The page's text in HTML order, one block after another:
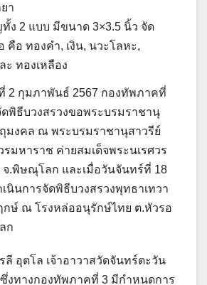
า
ง 2 แบบ มีขนาด 3×3.5 นิ้ว จัด
คือ ทองคำ, เงิน, นวะโลหะ,
ะ ทองเหลือง
2 กุมภาพันธ์ 2567 กองทัพภาคที่
ดพิธีบวงสรวงขอพระบรมราชานุ
มงคล ณ พระบรมราชานุสาวรีย์
รมหาราช ค่ายสมเด็จพระนเรศวร
จ.พิษณุโลก และเมื่อวันจันทร์ที่ 18
นินการจัดพิธีบวงสรวงพุทธาเทวา
กษ์ ณ โรงหล่ออนุรักษ์ไทย ต.หัวรอ
ก
ลี อุตโล เจ้าอาวาสวัดจันทร์ตะวัน
งทางกองทัพภาคที่ 3 มีกำหนดการ